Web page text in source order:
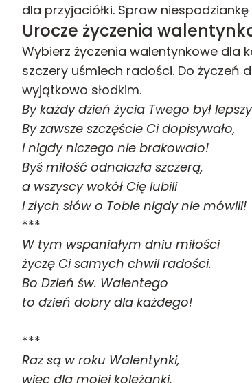
dla przyjaciółki. Spraw
Urocze życzenia
Wybierz życzenia walentynkowe dla
szczery uśmiech radości. Do życzeń
wyjątkowo słodkim.
By każdy dzień życia Twego był
By zawsze szczęście Ci dopisywało,
i nigdy niczego nie brakowało!
Byś miłość odnalazła szczerą,
a wszyscy wokół Cię lubili
i złych słów o Tobie nigdy nie mówili!
***
W tym wspaniałym dniu miłości
życzę Ci samych chwil radości.
Bo Dzień św. Walentego
to dzień dobry dla każdego!
***
Raz są w roku Walentynki,
więc dla mojej koleżanki,